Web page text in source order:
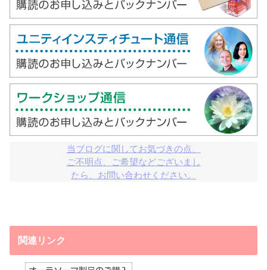
当ブログに関してお気づきの点、
ご不明点、ご希望などございまし
たら、お問い合わせください。
関連リンク